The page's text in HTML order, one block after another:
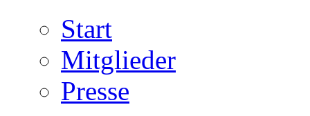
Start
Mitglieder
Presse